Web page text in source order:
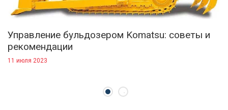
Управление бульдозером Komatsu: советы и
рекомендации
11 июля 2023